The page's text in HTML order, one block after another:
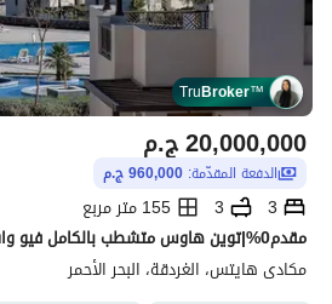
TruBroker™
ج.م20,000,000
الدفعة المقدّمة: 960,000 ج.م
3
3
155 متر مربع
مقدم0%|توين هاوس متشطب بالكامل فيو واسع علي الاجون
مكادى هايتس، الغردقة، البحر الأحمر